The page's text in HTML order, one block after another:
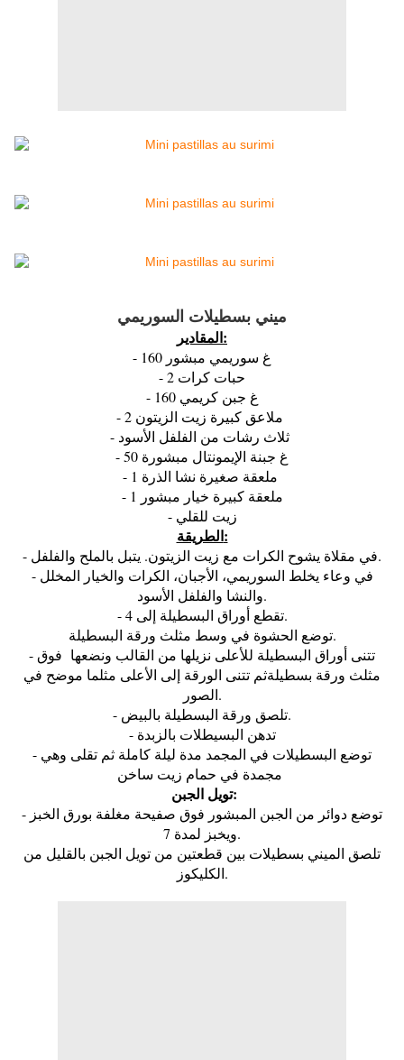
ميني بسطيلات السوريمي
المقادير:
- 160 غ سوريمي مبشور
- 2 حبات كرات
- 160 غ جبن كريمي
- 50 غ جبنة الإيمونتال مبشورة
- 1 ملعقة كبيرة خيار مبشور
- زيت للقلي
الطريقة:
- في مقلاة يشوح الكرات مع زيت الزيتون. يتبل بالملح والفلفل.
- في وعاء يخلط السوريمي، الأجبان، الكرات والخيار المخلل
والنشا والفلفل الأسود.
- تقطع أوراق البسطيلة إلى 4.
توضع الحشوة في وسط مثلث ورقة البسطيلة.
- تتنى أوراق البسطيلة للأعلى نزيلها من القالب ونضعها فوق
مثلث ورقة بسطيلةثم تتنى الورقة إلى الأعلى مثلما موضح في
الصور.
- تلصق ورقة البسطيلة بالبيض.
- تدهن البسيطلات بالزبدة
- توضع البسطيلات في المجمد مدة ليلة كاملة ثم تقلى وهي
تويل الجبن:
- توضع دوائر من الجبن المبشور فوق صفيحة مغلفة بورق الخبز
ويخبز لمدة 7.
تلصق الميني بسطيلات بين قطعتين من تويل الجبن بالقليل من
الكليكوز.